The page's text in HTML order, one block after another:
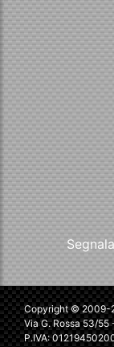
Copyright © 2009-
Via G. Rossa 53/
P.IVA: